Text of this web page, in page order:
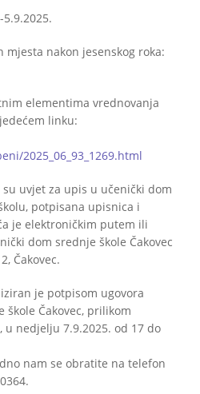
nakon jesenskog roka:
elementima vrednovanja
linku:
2025_06_93_1269.html
uvjet za upis u učenički dom
potpisana upisnica i
je elektroničkim putem ili
dom srednje škole Čakovec
Čakovec.
je potpisom ugovora
Čakovec, prilikom
u nedjelju 7.9.2025. od 17 do
nam se obratite na telefon